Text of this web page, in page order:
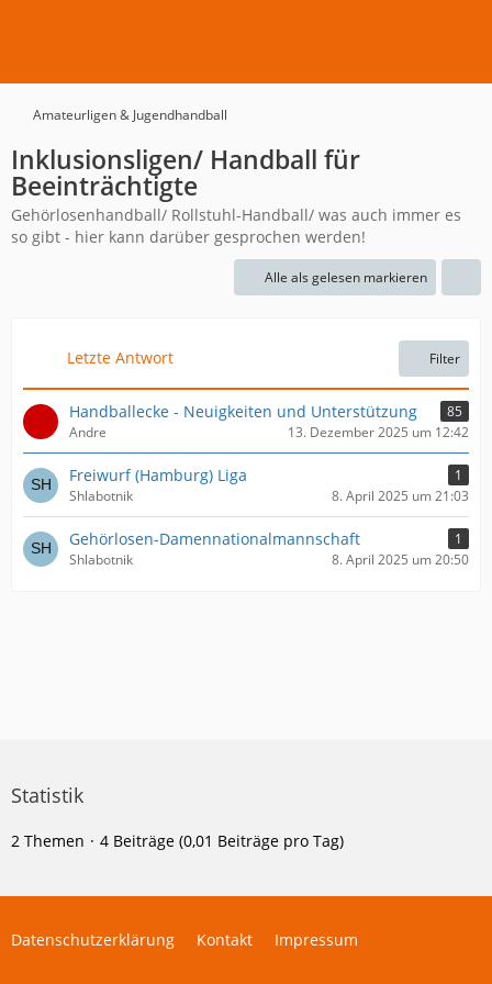
Amateurligen & Jugendhandball
Inklusionsligen/ Handball für
Beeinträchtigte
Gehörlosenhandball/ Rollstuhl-Handball/ was auch immer es
so gibt - hier kann darüber gesprochen werden!
Alle als gelesen markieren
Letzte Antwort Filter
Handballecke - Neuigkeiten und Unterstützung
85
Andre
13. Dezember 2025 um 12:42
Freiwurf (Hamburg) Liga
1
Shlabotnik
8. April 2025 um 21:03
Gehörlosen-Damennationalmannschaft
1
Shlabotnik
8. April 2025 um 20:50
Statistik
2 Themen 4 Beiträge (0,01 Beiträge pro Tag)
Datenschutzerklärung Kontakt Impressum